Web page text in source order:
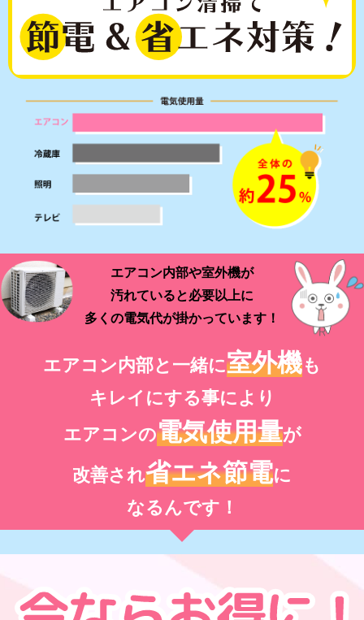
エアコン内部や室外機が
汚れていると必要以上に
多くの電気代が掛かっています！
エアコン内部と一緒に室外機も
キレイにする事により
エアコンの電気使用量が
改善され省エネ節電に
なるんです！